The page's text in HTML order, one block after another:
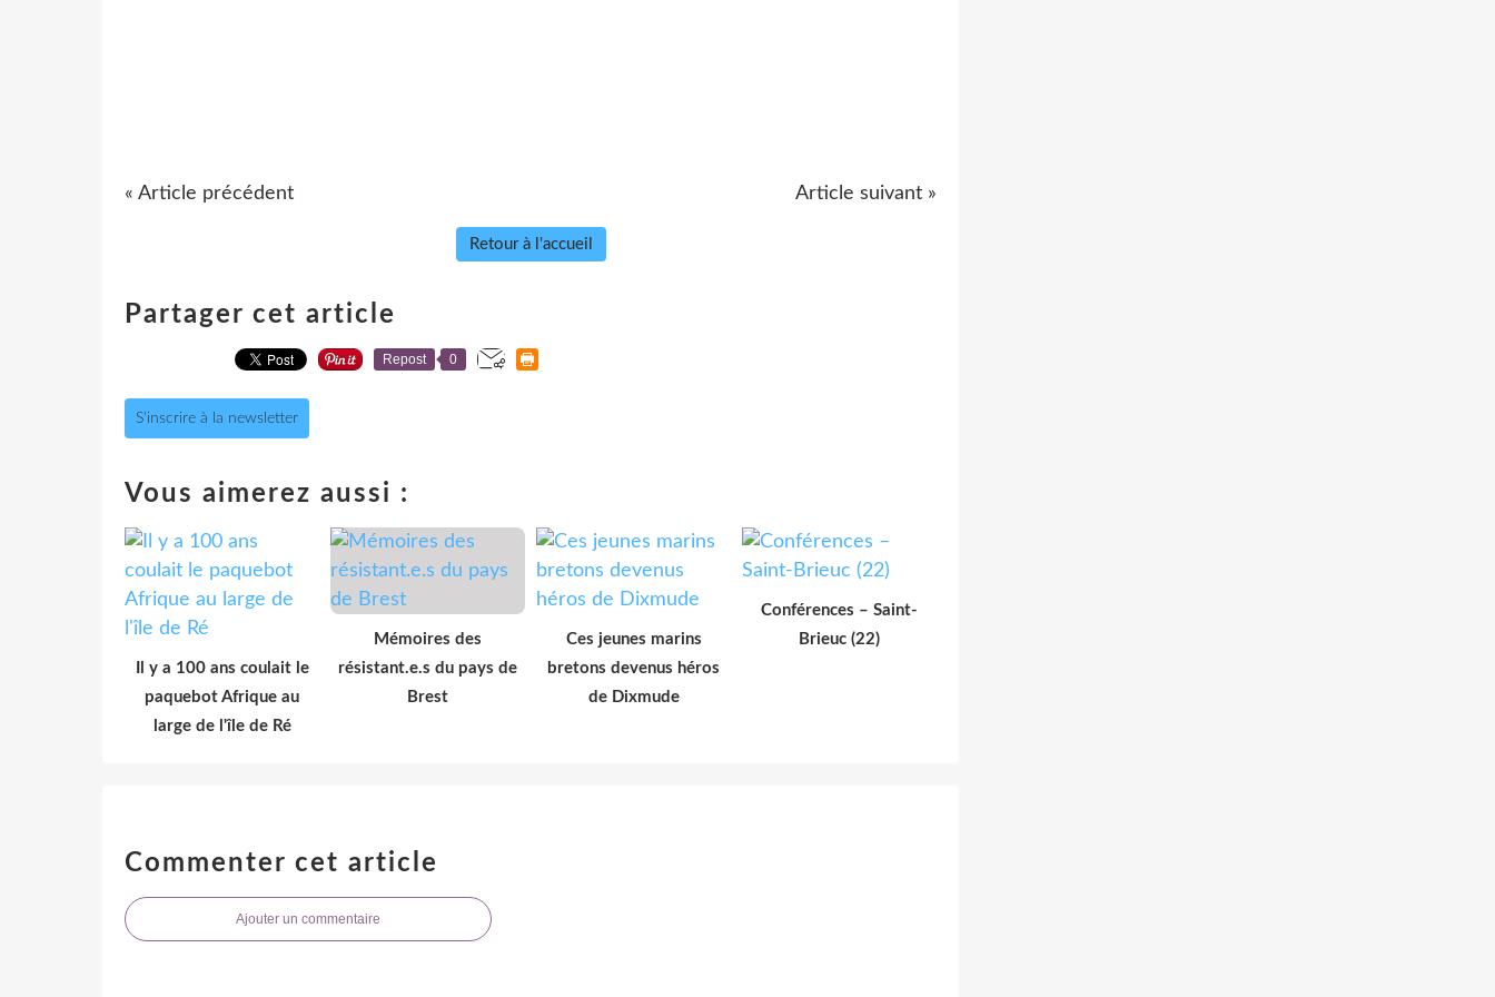
« Article précédent Article suivant »
Retour à l'accueil
Partager cet article
Repost 0
S'inscrire à la newsletter
Vous aimerez aussi :
Il y a 100 ans coulait le
paquebot Afrique au
large de l'île de Ré
Mémoires des
résistant.e.s du pays de
Brest
Ces jeunes marins
bretons devenus héros
de Dixmude
Conférences – Saint-
Brieuc (22)
Commenter cet article
Ajouter un commentaire